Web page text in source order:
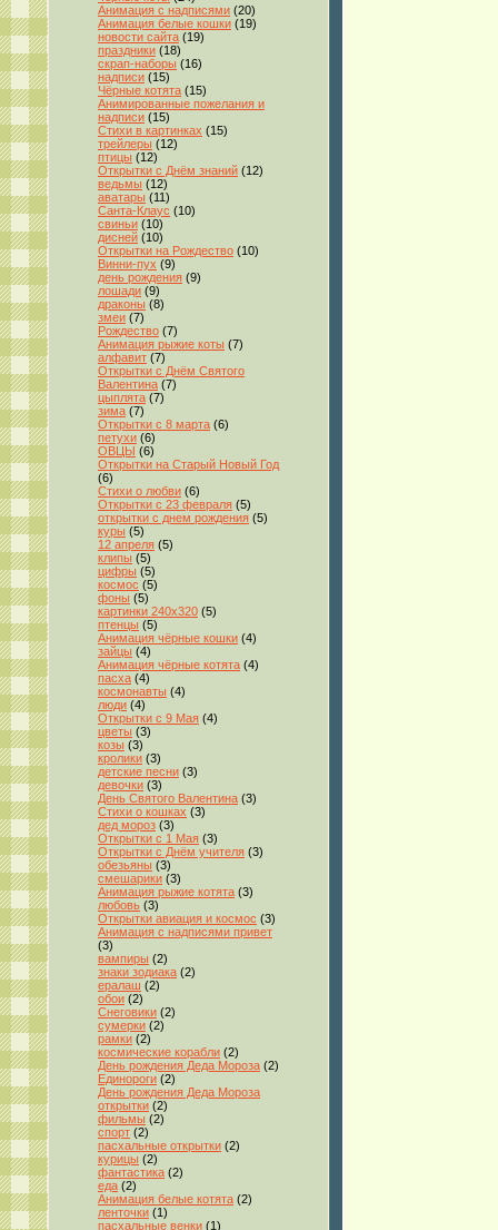
Анимация с надписями (20)
Анимация белые кошки (19)
новости сайта (19)
праздники (18)
скрап-наборы (16)
надписи (15)
Чёрные котята (15)
Анимированные пожелания и
надписи (15)
Стихи в картинках (15)
трейлеры (12)
птицы (12)
Открытки с Днём знаний (12)
ведьмы (12)
аватары (11)
Санта-Клаус (10)
свиньи (10)
дисней (10)
Открытки на Рождество (10)
Винни-пух (9)
день рождения (9)
лошади (9)
драконы (8)
змеи (7)
Рождество (7)
Анимация рыжие коты (7)
алфавит (7)
Открытки с Днём Святого
Валентина (7)
цыплята (7)
зима (7)
Открытки с 8 марта (6)
петухи (6)
ОВЦЫ (6)
Открытки на Старый Новый Год
(6)
Стихи о любви (6)
Открытки с 23 февраля (5)
открытки с днем рождения (5)
куры (5)
12 апреля (5)
клипы (5)
цифры (5)
космос (5)
фоны (5)
картинки 240x320 (5)
птенцы (5)
Анимация чёрные кошки (4)
зайцы (4)
Анимация чёрные котята (4)
пасха (4)
космонавты (4)
люди (4)
Открытки с 9 Мая (4)
цветы (3)
козы (3)
кролики (3)
детские песни (3)
девочки (3)
День Святого Валентина (3)
Стихи о кошках (3)
дед мороз (3)
Открытки с 1 Мая (3)
Открытки с Днём учителя (3)
обезьяны (3)
смешарики (3)
Анимация рыжие котята (3)
любовь (3)
Открытки авиация и космос (3)
Анимация с надписями привет
(3)
вампиры (2)
знаки зодиака (2)
ералаш (2)
обои (2)
Снеговики (2)
сумерки (2)
рамки (2)
космические корабли (2)
День рождения Деда Мороза (2)
Единороги (2)
День рождения Деда Мороза
открытки (2)
фильмы (2)
спорт (2)
пасхальные открытки (2)
курицы (2)
фантастика (2)
еда (2)
Анимация белые котята (2)
ленточки (1)
пасхальные венки (1)